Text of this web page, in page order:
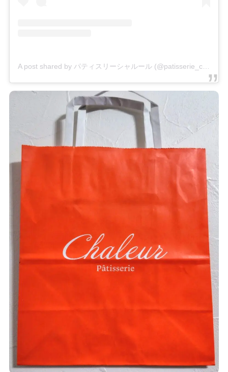
A post shared by パティスリーシャルール (@patisserie_chaleur)